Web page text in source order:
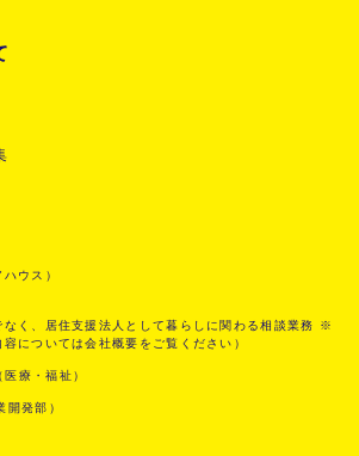
ウス）
なく、居住支援法人として暮らしに関わる相談業務 ※
については会社概要をご覧ください）
医療・福祉）
開発部）